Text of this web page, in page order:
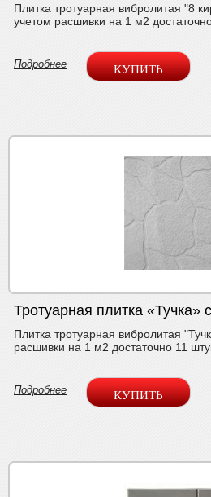
Плитка тротуарная вибролитая "8
учетом расшивки на 1 м2
Подробнее
Тротуарная плитка «Тучка»
Плитка тротуарная вибролитая
расшивки на 1 м2 достаточно 11
Подробнее